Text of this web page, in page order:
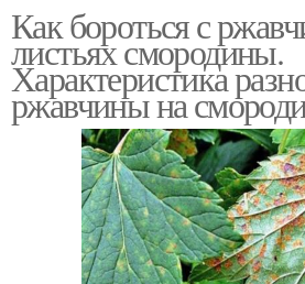
Как бороться с
листьях смородины.
Характеристика
ржавчины на